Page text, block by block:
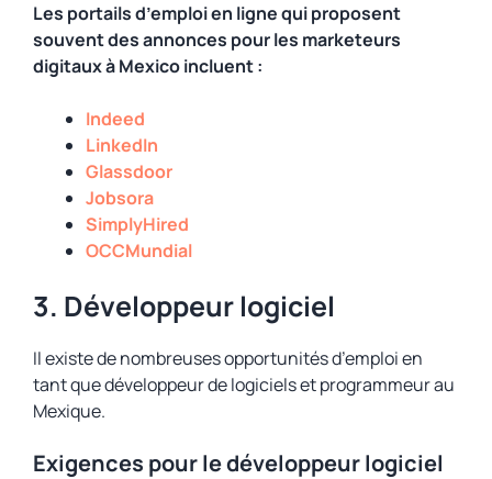
Les portails d’emploi en ligne qui proposent
souvent des annonces pour les marketeurs
digitaux à Mexico incluent :
Indeed
LinkedIn
Glassdoor
Jobsora
SimplyHired
OCCMundial
3. Développeur logiciel
Il existe de nombreuses opportunités d’emploi en
tant que développeur de logiciels et programmeur au
Mexique.
Exigences pour le développeur logiciel